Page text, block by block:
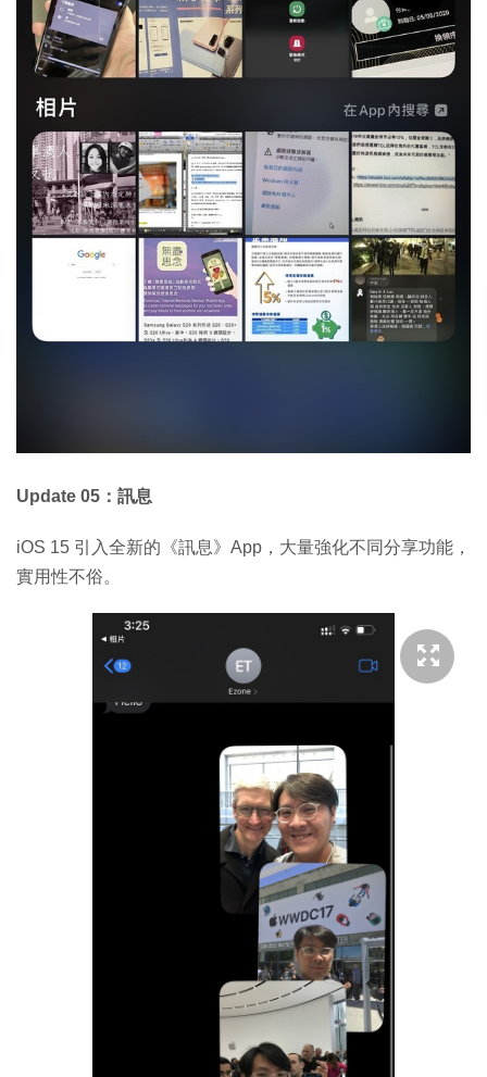
Update 05：訊息
iOS 15 引入全新的《訊息》App，大量強化不同分享功能，
實用性不俗。